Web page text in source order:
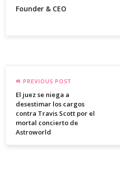
Founder & CEO
PREVIOUS POST
El juez se niega a
desestimar los cargos
contra Travis Scott por el
mortal concierto de
Astroworld